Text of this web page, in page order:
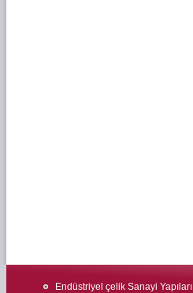
Endüstriyel çelik Sanayi Yapıları